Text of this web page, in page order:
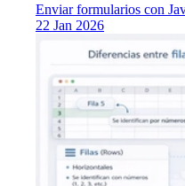
Enviar formularios con
22 Jan 2026